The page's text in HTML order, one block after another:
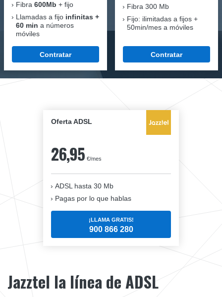
Fibra 600Mb + fijo
Llamadas a fijo infinitas +
60 min a números
móviles
Contratar
Fibra 300 Mb
Fijo: ilimitadas a fijos +
50min/mes a móviles
Contratar
Oferta ADSL
26,95 €/mes
ADSL hasta 30 Mb
Pagas por lo que hablas
¡LLAMA GRATIS!
900 866 280
Jazztel la línea de ADSL